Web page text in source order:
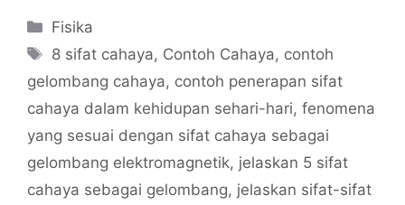
Categories
Fisika
Tags
8 sifat cahaya, Contoh Cahaya, contoh
gelombang cahaya, contoh penerapan sifat
cahaya dalam kehidupan sehari-hari, fenomena
yang sesuai dengan sifat cahaya sebagai
gelombang elektromagnetik, jelaskan 5 sifat
cahaya sebagai gelombang, jelaskan sifat-sifat